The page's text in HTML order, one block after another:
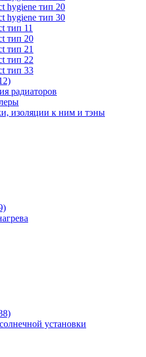
hygiene тип 20
hygiene тип 30
тип 11
тип 20
тип 21
тип 22
тип 33
радиаторов
изоляции к ним и тэны
установки